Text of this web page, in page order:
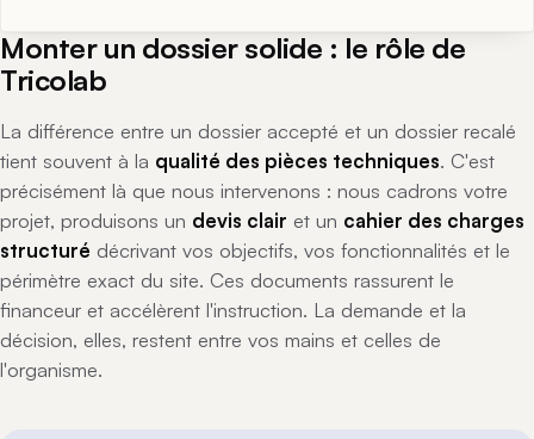
Monter un dossier solide : le rôle de
Tricolab
La différence entre un dossier accepté et un dossier recalé
tient souvent à la qualité des pièces techniques. C'est
précisément là que nous intervenons : nous cadrons votre
projet, produisons un devis clair et un cahier des charges
structuré décrivant vos objectifs, vos fonctionnalités et le
périmètre exact du site. Ces documents rassurent le
financeur et accélèrent l'instruction. La demande et la
décision, elles, restent entre vos mains et celles de
l'organisme.